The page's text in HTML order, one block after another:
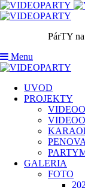
PárTY
Menu
UVOD
PROJEKTY
GALERIA
FOTO